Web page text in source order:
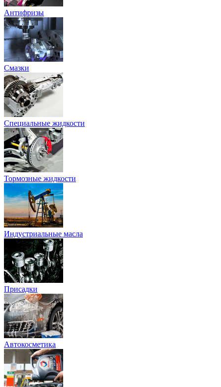
Антифризы
Смазки
Специальные жидкости
Тормозные жидкости
Индустриальные масла
Присадки
Автокосметика